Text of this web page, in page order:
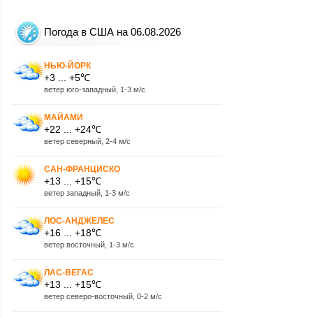
Погода в США на 06.08.2026
НЬЮ-ЙОРК
+3 ... +5℃
ветер юго-западный, 1-3 м/с
МАЙАМИ
+22 ... +24℃
ветер северный, 2-4 м/с
САН-ФРАНЦИСКО
+13 ... +15℃
ветер западный, 1-3 м/с
ЛОС-АНДЖЕЛЕС
+16 ... +18℃
ветер восточный, 1-3 м/с
ЛАС-ВЕГАС
+13 ... +15℃
ветер северо-восточный, 0-2 м/с